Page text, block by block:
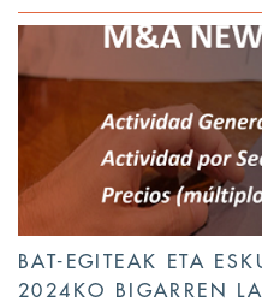
BAT-EGITEAK ETA
2024KO BIGARREN